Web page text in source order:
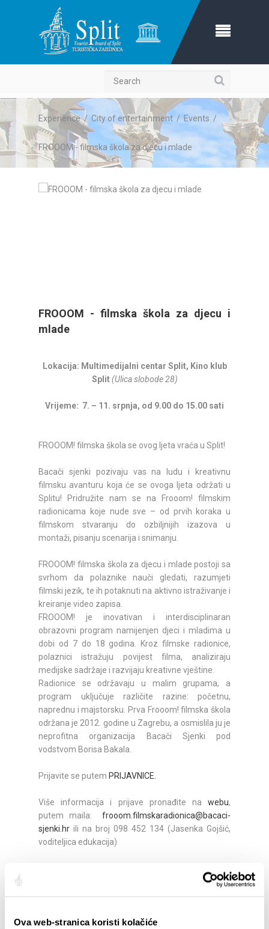
Ova web-stranica koristi kolačiće
Search
Experience/ City of entertainment/Events /
FROOOM - filmska škola za djecu i mlade
FROOOM - filmska škola za djecu i
mlade
Lokacija: Multimedijalni centar Split, Kino klub
Split(Ulica slobode 28)
Vrijeme: 7. – 11. srpnja, od 9.00 do 15.00 sati
FROOOM! filmska škola se ovog ljeta vraća u Split!
Bacači sjenki pozivaju vas na ludu i kreativnu
filmsku avanturu koja će se ovoga ljeta održati u
Splitu! Pridružite nam se na Frooom! filmskim
radionicama koje nude sve – od prvih koraka u
filmskom stvaranju do ozbiljnijih izazova u
montaži, pisanju scenarija i snimanju.
FROOOM! filmska škola za djecu i mlade postoji sa
svrhom da polaznike nauči gledati, razumjeti
filmski jezik, te ih potaknuti na aktivno istraživanje i
kreiranje video zapisa.
FROOOM! je inovativan i interdisciplinaran
obrazovni program namijenjen djeci i mladima u
dobi od 7 do 18 godina. Kroz filmske radionice,
polaznici istražuju povijest filma, analiziraju
medijske sadržaje i razvijaju kreativne vještine.
Radionice se održavaju u malim grupama, a
program uključuje različite razine: početnu,
naprednu i majstorsku. Prva Frooom! filmska škola
održana je 2012. godine u Zagrebu, a osmislila ju je
neprofitna organizacija Bacači Sjenki pod
vodstvom Borisa Bakala.
Prijavite se putem PRIJAVNICE.
Više informacija i prijave pronađite na webu,
putem maila: frooom.filmskaradionica@bacaci-
sjenki.hr ili na broj 098 452 134 (Jasenka Gojšić,
voditeljica edukacija)